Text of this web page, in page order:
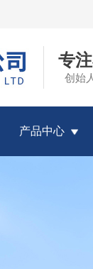
专
创始
产品中心